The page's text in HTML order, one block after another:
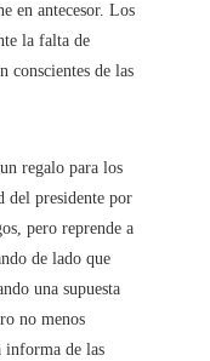
en antecesor. Los
la falta de
conscientes de las
regalo para los
del presidente por
pero reprende a
de lado que
una supuesta
no menos
informa de las